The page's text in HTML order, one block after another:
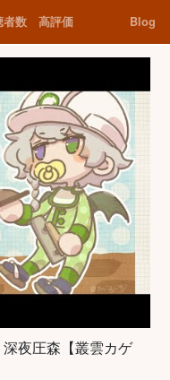
者数 高評価 Blog
深夜圧森【叢雲カゲ